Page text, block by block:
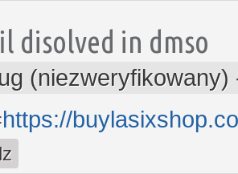
disolved in dmso
(niezweryfikowany)
https://